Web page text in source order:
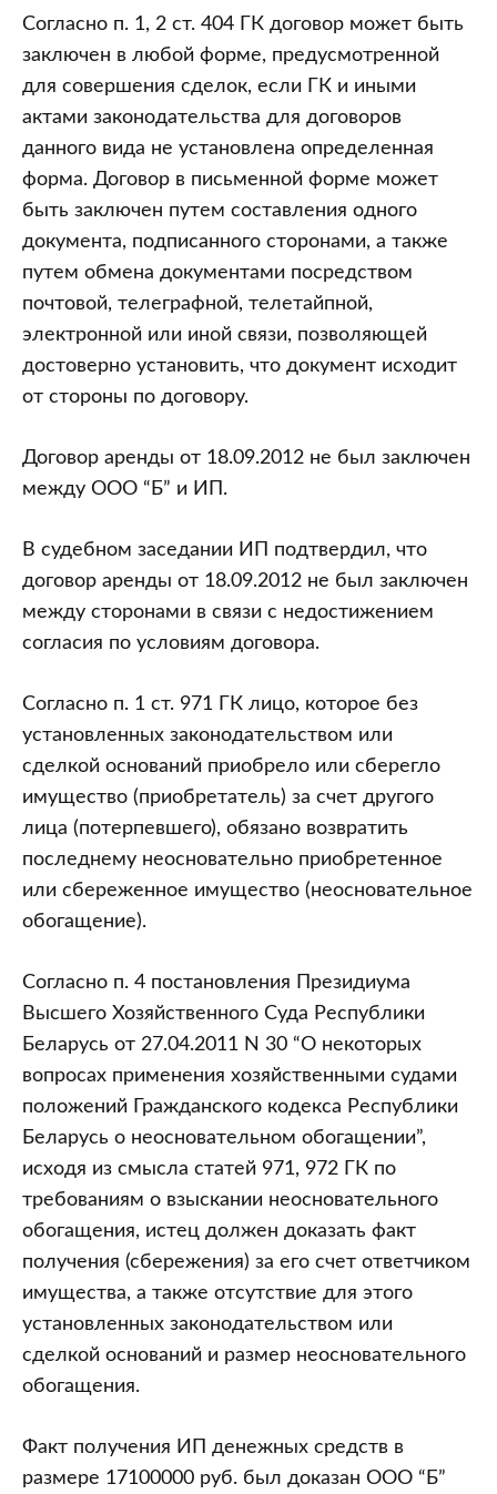
Согласно п. 1, 2 ст. 404 ГК договор может быть
заключен в любой форме, предусмотренной
для совершения сделок, если ГК и иными
актами законодательства для договоров
данного вида не установлена определенная
форма. Договор в письменной форме может
быть заключен путем составления одного
документа, подписанного сторонами, а также
путем обмена документами посредством
почтовой, телеграфной, телетайпной,
электронной или иной связи, позволяющей
достоверно установить, что документ исходит
от стороны по договору.
Договор аренды от 18.09.2012 не был заключен
между ООО “Б” и ИП.
В судебном заседании ИП подтвердил, что
договор аренды от 18.09.2012 не был заключен
между сторонами в связи с недостижением
согласия по условиям договора.
Согласно п. 1 ст. 971 ГК лицо, которое без
установленных законодательством или
сделкой оснований приобрело или сберегло
имущество (приобретатель) за счет другого
лица (потерпевшего), обязано возвратить
последнему неосновательно приобретенное
или сбереженное имущество (неосновательное
обогащение).
Согласно п. 4 постановления Президиума
Высшего Хозяйственного Суда Республики
Беларусь от 27.04.2011 N 30 “О некоторых
вопросах применения хозяйственными судами
положений Гражданского кодекса Республики
Беларусь о неосновательном обогащении”,
исходя из смысла статей 971, 972 ГК по
требованиям о взыскании неосновательного
обогащения, истец должен доказать факт
получения (сбережения) за его счет ответчиком
имущества, а также отсутствие для этого
установленных законодательством или
сделкой оснований и размер неосновательного
обогащения.
Факт получения ИП денежных средств в
размере 17100000 руб. был доказан ООО “Б”